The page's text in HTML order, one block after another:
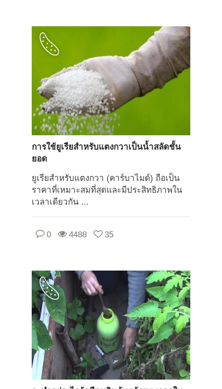
การใช้ยูเรียสำหรับแตงกวาเป็นน้ำสลัดชั้น
ยอด
ยูเรียสำหรับแตงกวา (คาร์บาไมด์) ถือเป็น
ราคาที่เหมาะสมที่สุดและมีประสิทธิภาพใน
เวลาเดียวกัน ...
0 4488 35